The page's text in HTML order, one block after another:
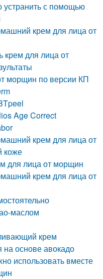
с помощью
крем для лица от
крем для лица от
морщин по версии КП
Age Correct
крем для лица от
коже
для лица от морщин
крем для лица от
маслом
крем
на основе авокадо
использовать вместе